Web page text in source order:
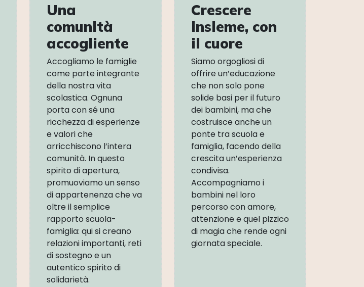
Una
comunità
accogliente
Accogliamo le famiglie
come parte integrante
della nostra vita
scolastica. Ognuna
porta con sé una
ricchezza di esperienze
e valori che
arricchiscono l’intera
comunità. In questo
spirito di apertura,
promuoviamo un senso
di appartenenza che va
oltre il semplice
rapporto scuola-
famiglia: qui si creano
relazioni importanti, reti
di sostegno e un
autentico spirito di
solidarietà.
Crescere
insieme, con
il cuore
Siamo orgogliosi di
offrire un’educazione
che non solo pone
solide basi per il futuro
dei bambini, ma che
costruisce anche un
ponte tra scuola e
famiglia, facendo della
crescita un’esperienza
condivisa.
Accompagniamo i
bambini nel loro
percorso con amore,
attenzione e quel pizzico
di magia che rende ogni
giornata speciale.